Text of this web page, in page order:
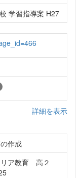
学習指導案 H27
詳細を表示
作成
リア教育 高２